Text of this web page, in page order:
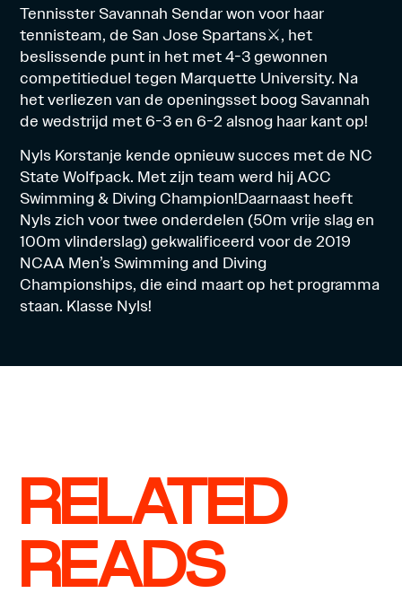
Tennisster Savannah Sendar won voor haar
tennisteam, de San Jose Spartans⚔, het
beslissende punt in het met 4-3 gewonnen
competitieduel tegen Marquette University. Na
het verliezen van de openingsset boog Savannah
de wedstrijd met 6-3 en 6-2 alsnog haar kant op!
Nyls Korstanje kende opnieuw succes met de NC
State Wolfpack. Met zijn team werd hij ACC
Swimming & Diving Champion!Daarnaast heeft
Nyls zich voor twee onderdelen (50m vrije slag en
100m vlinderslag) gekwalificeerd voor de 2019
NCAA Men’s Swimming and Diving
Championships, die eind maart op het programma
staan. Klasse Nyls!
RELATED
READS